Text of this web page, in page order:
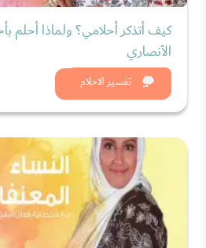
تفسير الاحلام
كيف أتذكر أحلامي؟ ولماذا أحلم
الأنصاري
شاهد الان